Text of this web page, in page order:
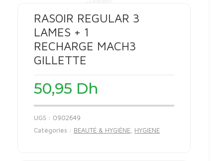
RASOIR REGULAR 3
LAMES + 1
RECHARGE MACH3
GILLETTE
50,95 Dh
UGS : 0902649
Catégories : BEAUTÉ & HYGIÈNE HYGIENE